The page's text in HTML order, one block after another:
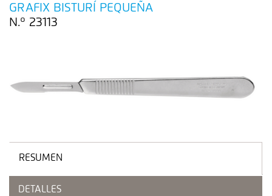
GRAFIX BISTURÍ PEQUEÑA
N.º 23113
RESUMEN
DETALLES